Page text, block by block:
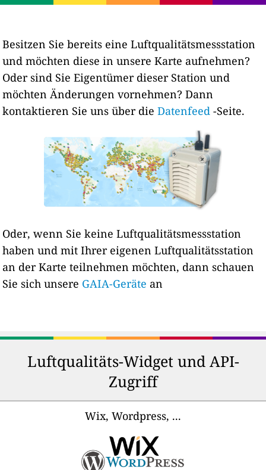
Besitzen Sie bereits eine Luftqualitätsmessstation
und möchten diese in unsere Karte aufnehmen?
Oder sind Sie Eigentümer dieser Station und
möchten Änderungen vornehmen? Dann
kontaktieren Sie uns über dieDatenfeed -Seite.
Oder, wenn Sie keine Luftqualitätsmessstation
haben und mit Ihrer eigenen Luftqualitätsstation
an der Karte teilnehmen möchten, dann schauen
Sie sich unsere GAIA-Geräte an
Luftqualitäts-Widget und API-
Zugriff
Wix, Wordpress, ...